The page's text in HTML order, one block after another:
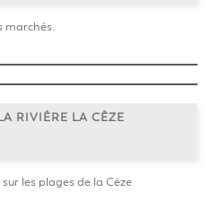
marchés.
RIVIÈRE LA CÈZE
les plages de la Cèze